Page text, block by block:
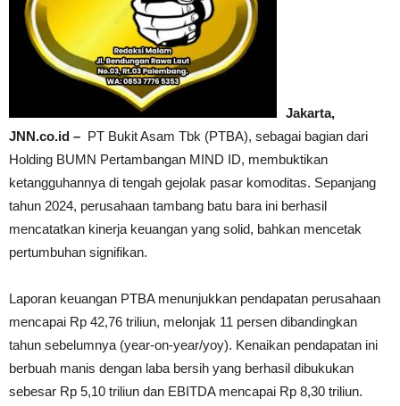
Jakarta,
JNN.co.id – PT Bukit Asam Tbk (PTBA), sebagai bagian dari
Holding BUMN Pertambangan MIND ID, membuktikan
ketangguhannya di tengah gejolak pasar komoditas. Sepanjang
tahun 2024, perusahaan tambang batu bara ini berhasil
mencatatkan kinerja keuangan yang solid, bahkan mencetak
pertumbuhan signifikan.
Laporan keuangan PTBA menunjukkan pendapatan perusahaan
mencapai Rp 42,76 triliun, melonjak 11 persen dibandingkan
tahun sebelumnya (year-on-year/yoy). Kenaikan pendapatan ini
berbuah manis dengan laba bersih yang berhasil dibukukan
sebesar Rp 5,10 triliun dan EBITDA mencapai Rp 8,30 triliun.